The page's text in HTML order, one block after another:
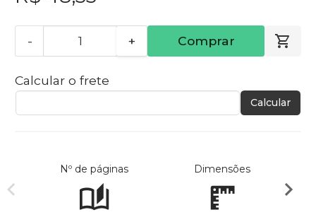
- + Comprar
Calcular o frete
Calcular
Nº de páginas Dimensões